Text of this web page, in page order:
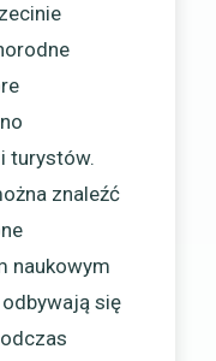
turystów.
znaleźć
naukowym
się